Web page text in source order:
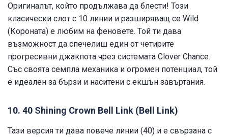
Оригиналът, който продължава да блести! Този
класически слот с 10 линии и разширяващ се Wild
(Короната) е любим на феновете. Той ти дава
възможност да спечелиш един от четирите
прогресивни джакпота чрез системата Clover Chance.
Със своята семпла механика и огромен потенциал, той
е идеален за бързи и наситени с екшън завъртания.
10. 40 Shining Crown Bell Link (Bell Link)
Тази версия ти дава повече линии (40) и е свързана с